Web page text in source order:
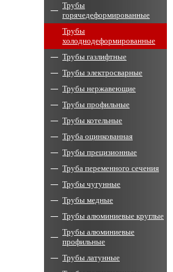
Трубы
горячедеформированные
Трубы
холоднодеформированные
Трубы газлифтные
Трубы электросварные
Трубы нержавеющие
Трубы профильные
Трубы котельные
Труба оцинкованная
Трубы прецизионные
Труба переменного сечения
Трубы чугунные
Трубы медные
Трубы алюминиевые круглые
Трубы алюминиевые
профильные
Трубы латунные